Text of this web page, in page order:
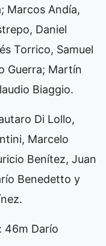
Marcos Andía,
Daniel
Torrico, Samuel
Guerra; Martín
Biaggio.
Di Lollo,
Marcelo
Benítez, Juan
Benedetto y
46m Darío